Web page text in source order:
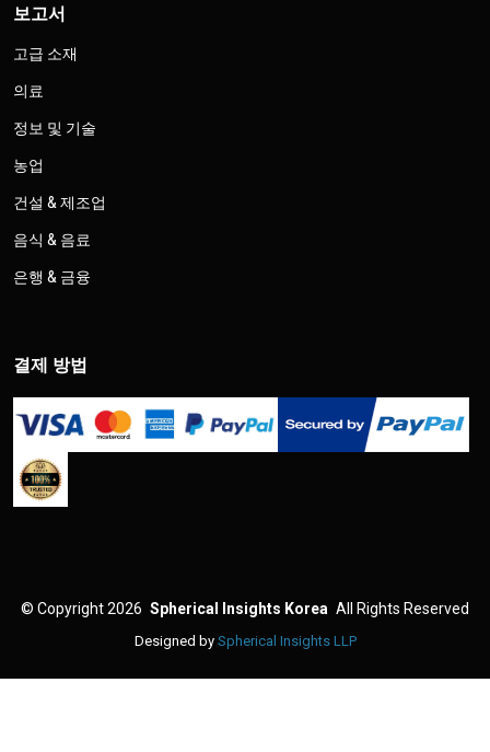
보고서
고급 소재
의료
정보 및 기술
농업
건설 & 제조업
음식 & 음료
은행 & 금융
결제 방법
© Copyright 2026 Spherical Insights Korea All Rights Reserved
Designed by Spherical Insights LLP